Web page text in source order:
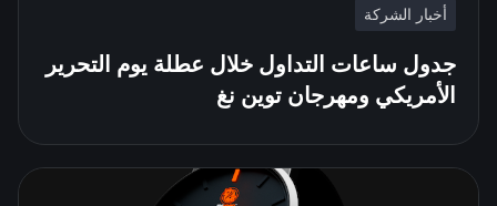
أخبار الشركة
جدول ساعات التداول خلال عطلة يوم التحرير
الأمريكي ومهرجان توين نغ